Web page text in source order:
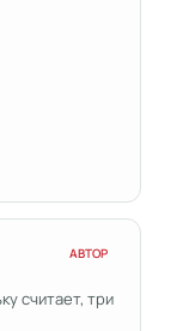
АВТОР
считает, три